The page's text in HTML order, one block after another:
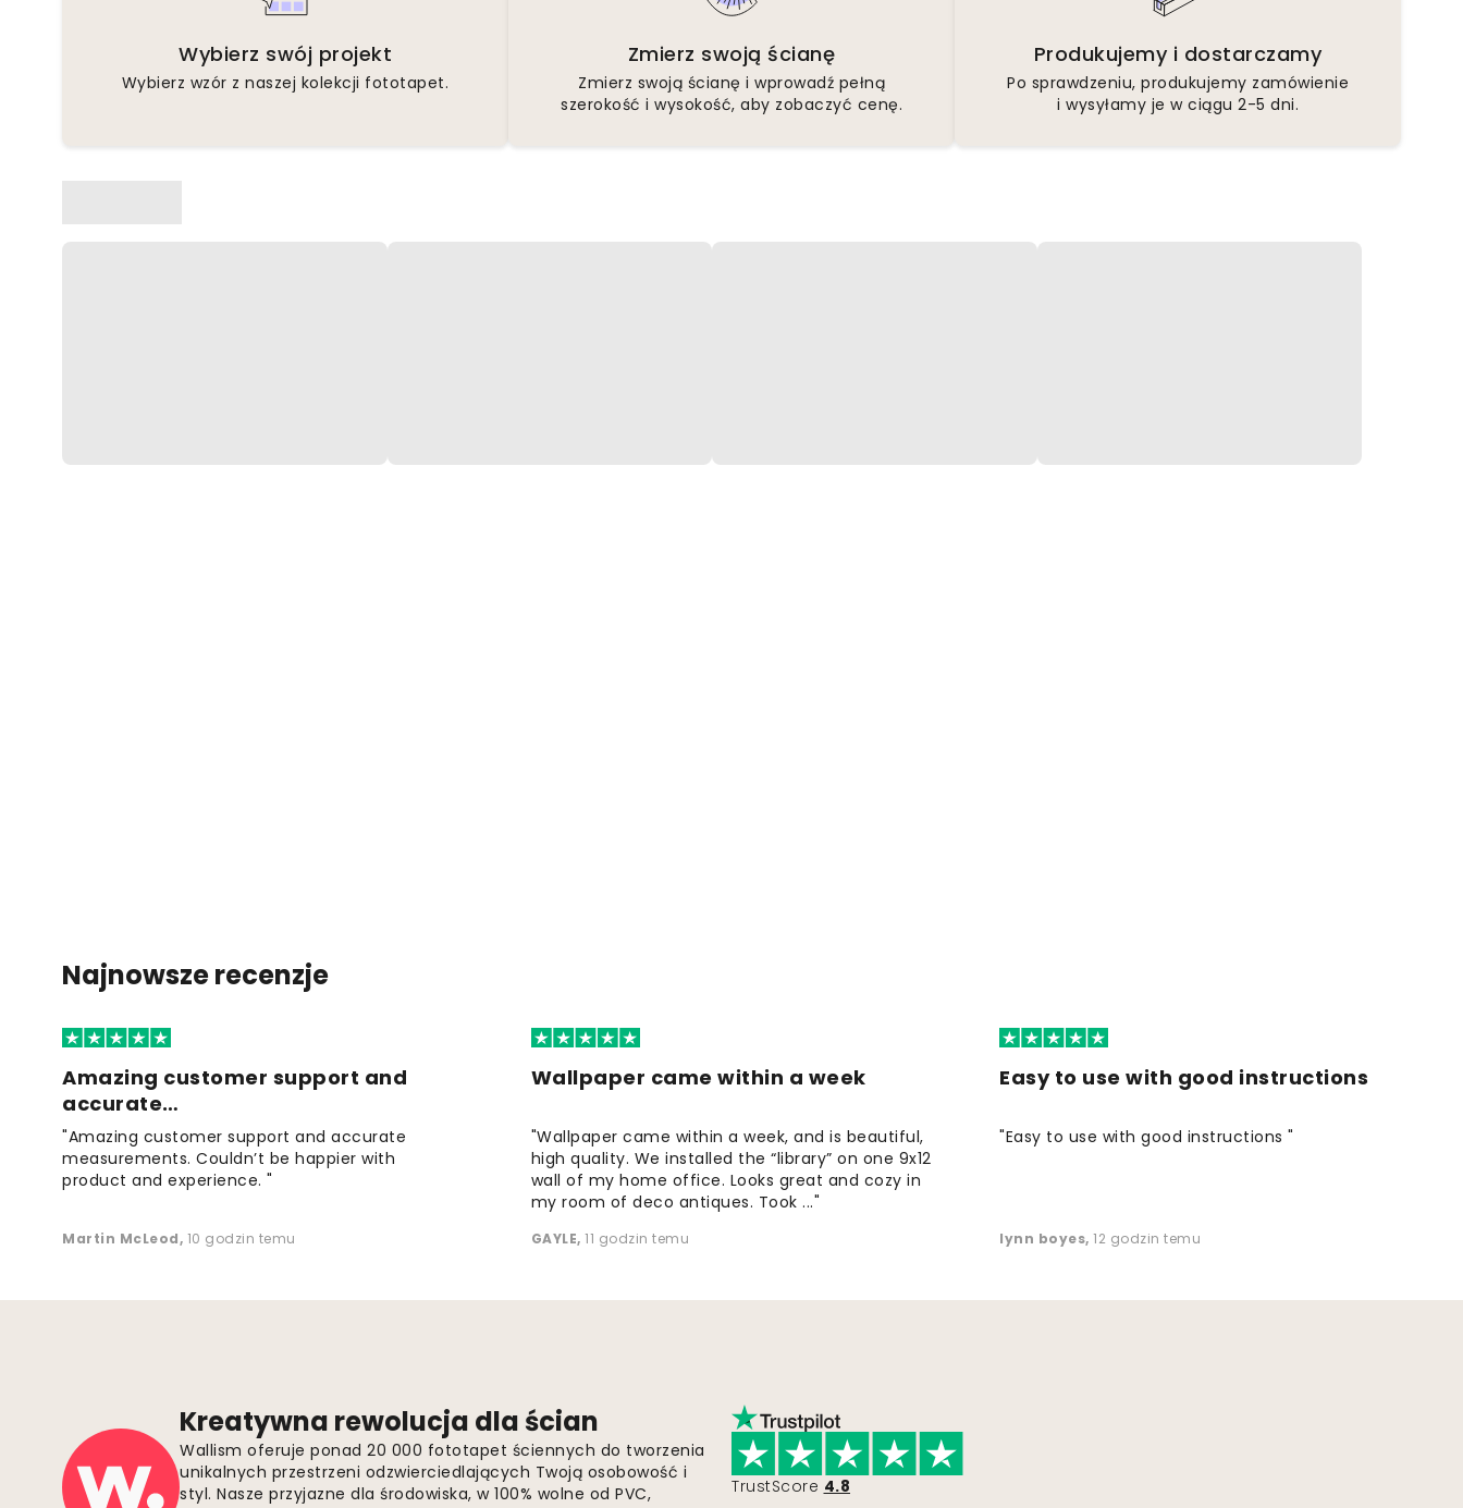
Wybierz swój projekt
Wybierz wzór z naszej kolekcji fototapet.
Zmierz swoją ścianę
Zmierz swoją ścianę i wprowadź pełną
szerokość i wysokość, aby zobaczyć cenę.
Produkujemy i dostarczamy
Po sprawdzeniu, produkujemy zamówienie
i wysyłamy je w ciągu 2-5 dni.
Najnowsze recenzje
Amazing customer support and
accurate…
"Amazing customer support and accurate
measurements. Couldn’t be happier with
product and experience. "
Martin McLeod, 10 godzin temu
Wallpaper came within a week
"Wallpaper came within a week, and is beautiful,
high quality. We installed the “library” on one 9x12
wall of my home office. Looks great and cozy in
my room of deco antiques. Took ..."
GAYLE, 11 godzin temu
Easy to use with good instructions
"Easy to use with good instructions "
lynn boyes, 12 godzin temu
Kreatywna rewolucja dla ścian
Wallism oferuje ponad 20 000 fototapet ściennych do tworzenia
unikalnych przestrzeni odzwierciedlających Twoją osobowość i
styl. Nasze przyjazne dla środowiska, w 100% wolne od PVC,
TrustScore 4.8